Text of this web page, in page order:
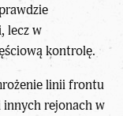
lecz w
kontrolę.
linii frontu
innych rejonach w